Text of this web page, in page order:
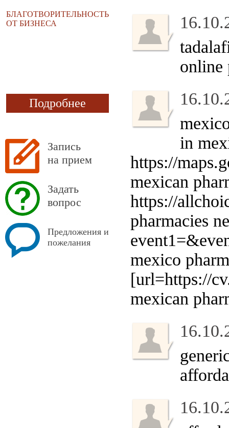
БЛАГОТВОРИТЕЛЬНОСТЬ
ОТ БИЗНЕСА
Подробнее
Запись
на прием
Задать
вопрос
Предложения и
пожелания
online
in
https://
mexican
https://
pharmacies
mexico
[url=https://
mexican